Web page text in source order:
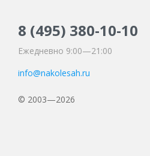
8 (495) 380-10-10
Ежедневно 9:00—21:00
info@nakolesah.ru
© 2003—2026